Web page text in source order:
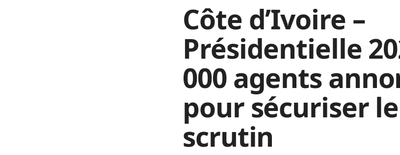
Côte d’Ivoire –
Présidentielle
000 agents
pour sécuriser le
scrutin